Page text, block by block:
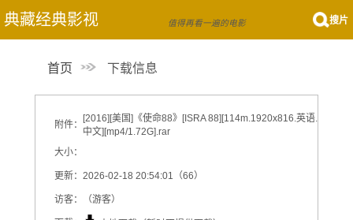
典藏经典影视 值得再看一遍的电影 搜片
首页 下载信息
附件：
[2016][美国]《使命88》[ISRA 88][114m.1920x816.英语.
中文][mp4/1.72G].rar
大小：
更新： 2026-02-18 20:54:01（66）
访客： （游客）